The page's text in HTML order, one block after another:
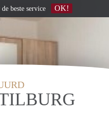
beste service OK!